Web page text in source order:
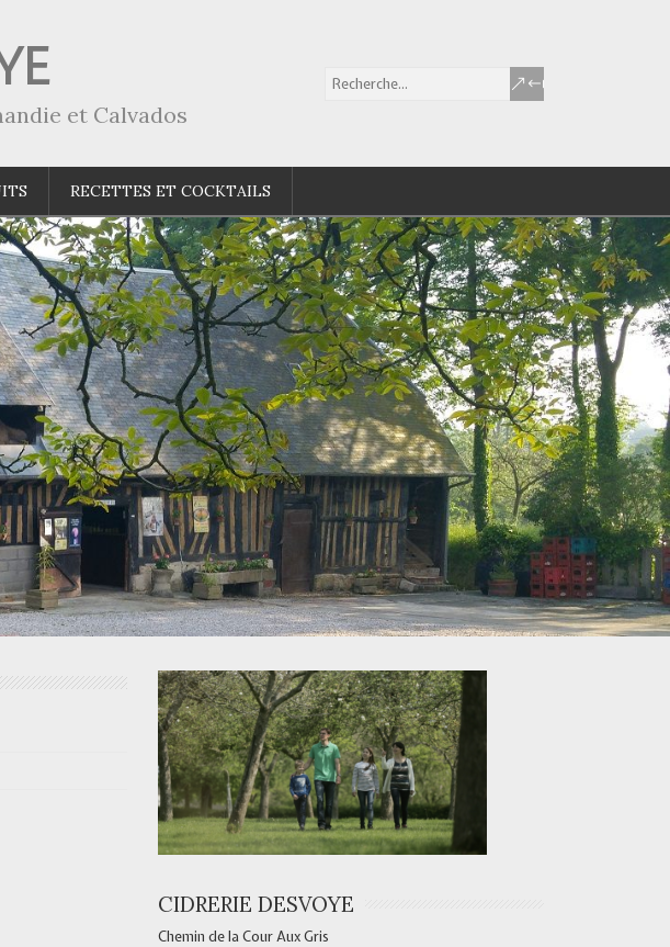
et Calvados
RECETTES ET COCKTAILS
CIDRERIE DESVOYE
Chemin de la Cour Aux Gris